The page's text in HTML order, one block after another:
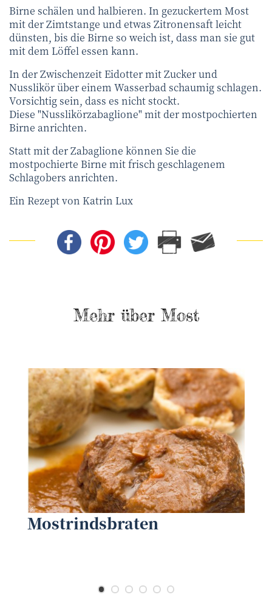
Birne schälen und halbieren. In gezuckertem Most
mit der Zimtstange und etwas Zitronensaft leicht
dünsten, bis die Birne so weich ist, dass man sie gut
mit dem Löffel essen kann.
In der Zwischenzeit Eidotter mit Zucker und
Nusslikör über einem Wasserbad schaumig schlagen.
Vorsichtig sein, dass es nicht stockt.
Diese "Nusslikörzabaglione" mit der mostpochierten
Birne anrichten.
Statt mit der Zabaglione können Sie die
mostpochierte Birne mit frisch geschlagenem
Schlagobers anrichten.
Ein Rezept von Katrin Lux
Mehr über Most
©blende40 - stock.adobe.com
Mostrinds­braten